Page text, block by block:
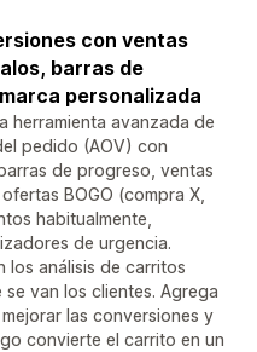
con ventas
barras de
personalizada
herramienta avanzada de
pedido (AOV) con
de progreso, ventas
BOGO (compra X,
habitualmente,
de urgencia.
los análisis de carritos
van los clientes. Agrega
las conversiones y
convierte el carrito en un